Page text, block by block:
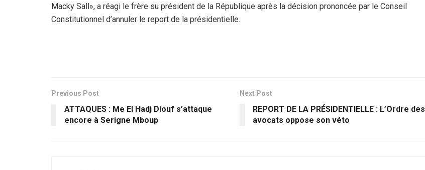
Macky Sall», a réagi le frère su président de la République après la décision prononcée par le Conseil
Constitutionnel d’annuler le report de la présidentielle.
Previous Post
ATTAQUES : Me El Hadj Diouf s’attaque
encore à Serigne Mboup
Next Post
REPORT DE LA PRÉSIDENTIELLE : L’Ordre des
avocats oppose son véto